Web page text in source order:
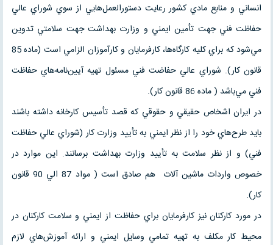
انساني و منابع مادي كشور رعايت دستورالعمل‌هايي از سوي شوراي عالي
حفاظت فني جهت تأمين ايمني و وزارت بهداشت جهت سلامتي تدوين
مي‌شود كه براي كليه كارگاه‌ها، كارفرمايان و كارآموزان الزامي است (ماده 85
قانون كار). شوراي عالي حفاضت فني مسئول تهيه آيين‌نامه‌هاي حفاظت
فني مي‌باشد ( ماده 86 قانون كار).
در ايران اشخاص حقيقي و حقوقي كه قصد تأسيس كارخانه داشته باشند
بايد طرح‌هاي خود را از نظر ايمني به تأييد وزارت كار (شوراي عالي حفاظت
فني) و از نظر سلامت به تأييد وزارت بهداشت برسانند. اين موارد در
خصوص واردات ماشين آلات هم صادق است ( مواد 87 الي 90 قانون
كار).
در مورد كاركنان نيز كارفرمايان براي حفاظت از ايمني و سلامت كاركنان در
محيط كار مكلف به تهيه تمامي وسايل ايمني و ارائه آموزش‌هاي لازم